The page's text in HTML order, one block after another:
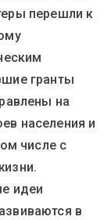
перешли к
гранты
на
населения и
числе с
идеи
в